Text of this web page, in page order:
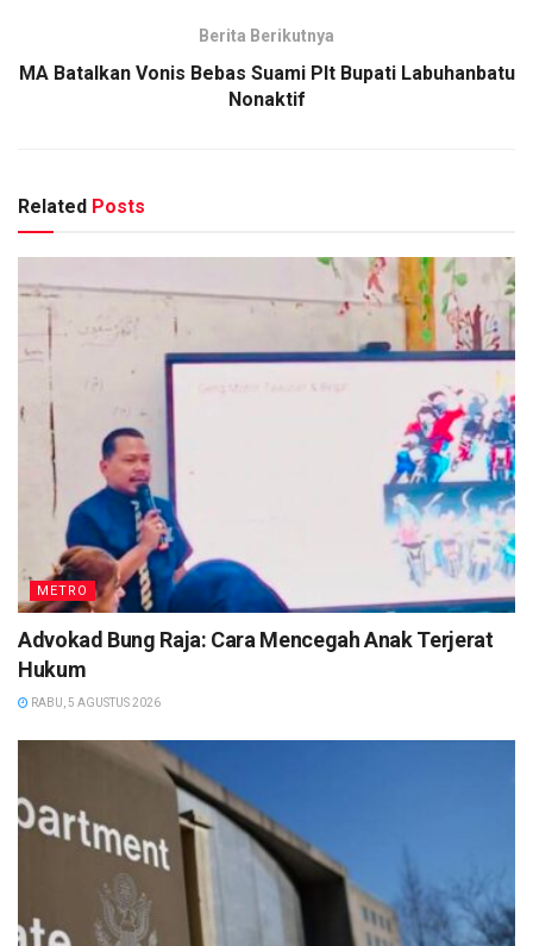
Berita Berikutnya
MA Batalkan Vonis Bebas Suami Plt Bupati Labuhanbatu
Nonaktif
Related Posts
METRO
Advokad Bung Raja: Cara Mencegah Anak Terjerat
Hukum
RABU, 5 AGUSTUS 2026